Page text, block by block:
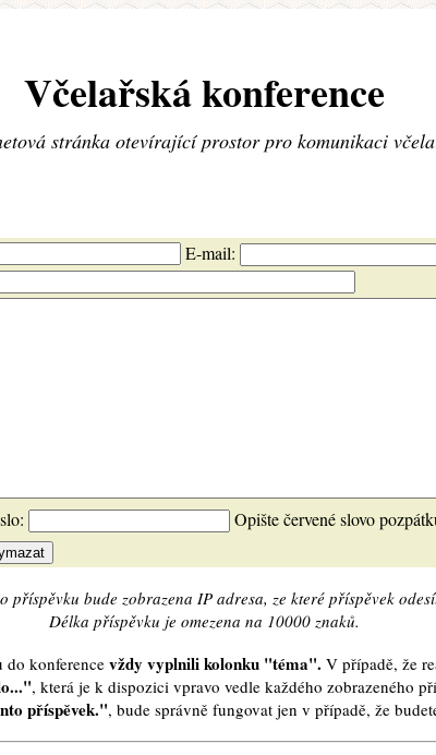
Včelařská konference
stránka otevírající prostor pro komunikaci
E-mail:
Opište červené slovo
příspěvku bude zobrazena IP adresa, ze které příspěvek
Délka příspěvku je omezena na 10000 znaků.
do konference vždy vyplnili kolonku "téma". V případě, že
, která je k dispozici vpravo vedle každého zobrazeného
příspěvek.", bude správně fungovat jen v případě, že